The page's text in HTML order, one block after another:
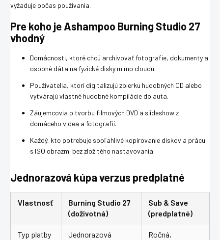
vyžaduje počas používania.
Pre koho je Ashampoo Burning Studio 27
vhodný
Domácnosti, ktoré chcú archivovať fotografie, dokumenty a
osobné dáta na fyzické disky mimo cloudu.
Používatelia, ktorí digitalizujú zbierku hudobných CD alebo
vytvárajú vlastné hudobné kompilácie do auta.
Záujemcovia o tvorbu filmových DVD a slideshow z
domáceho videa a fotografií.
Každý, kto potrebuje spoľahlivé kopírovanie diskov a prácu
s ISO obrazmi bez zložitého nastavovania.
Jednorazová kúpa verzus predplatné
Vlastnosť
Burning Studio 27
(doživotná)
Sub & Save
(predplatné)
Typ platby Jednorazová
Ročná,